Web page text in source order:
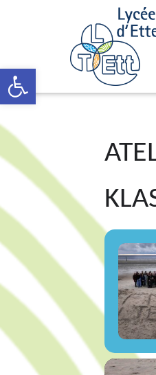
Open toolbar